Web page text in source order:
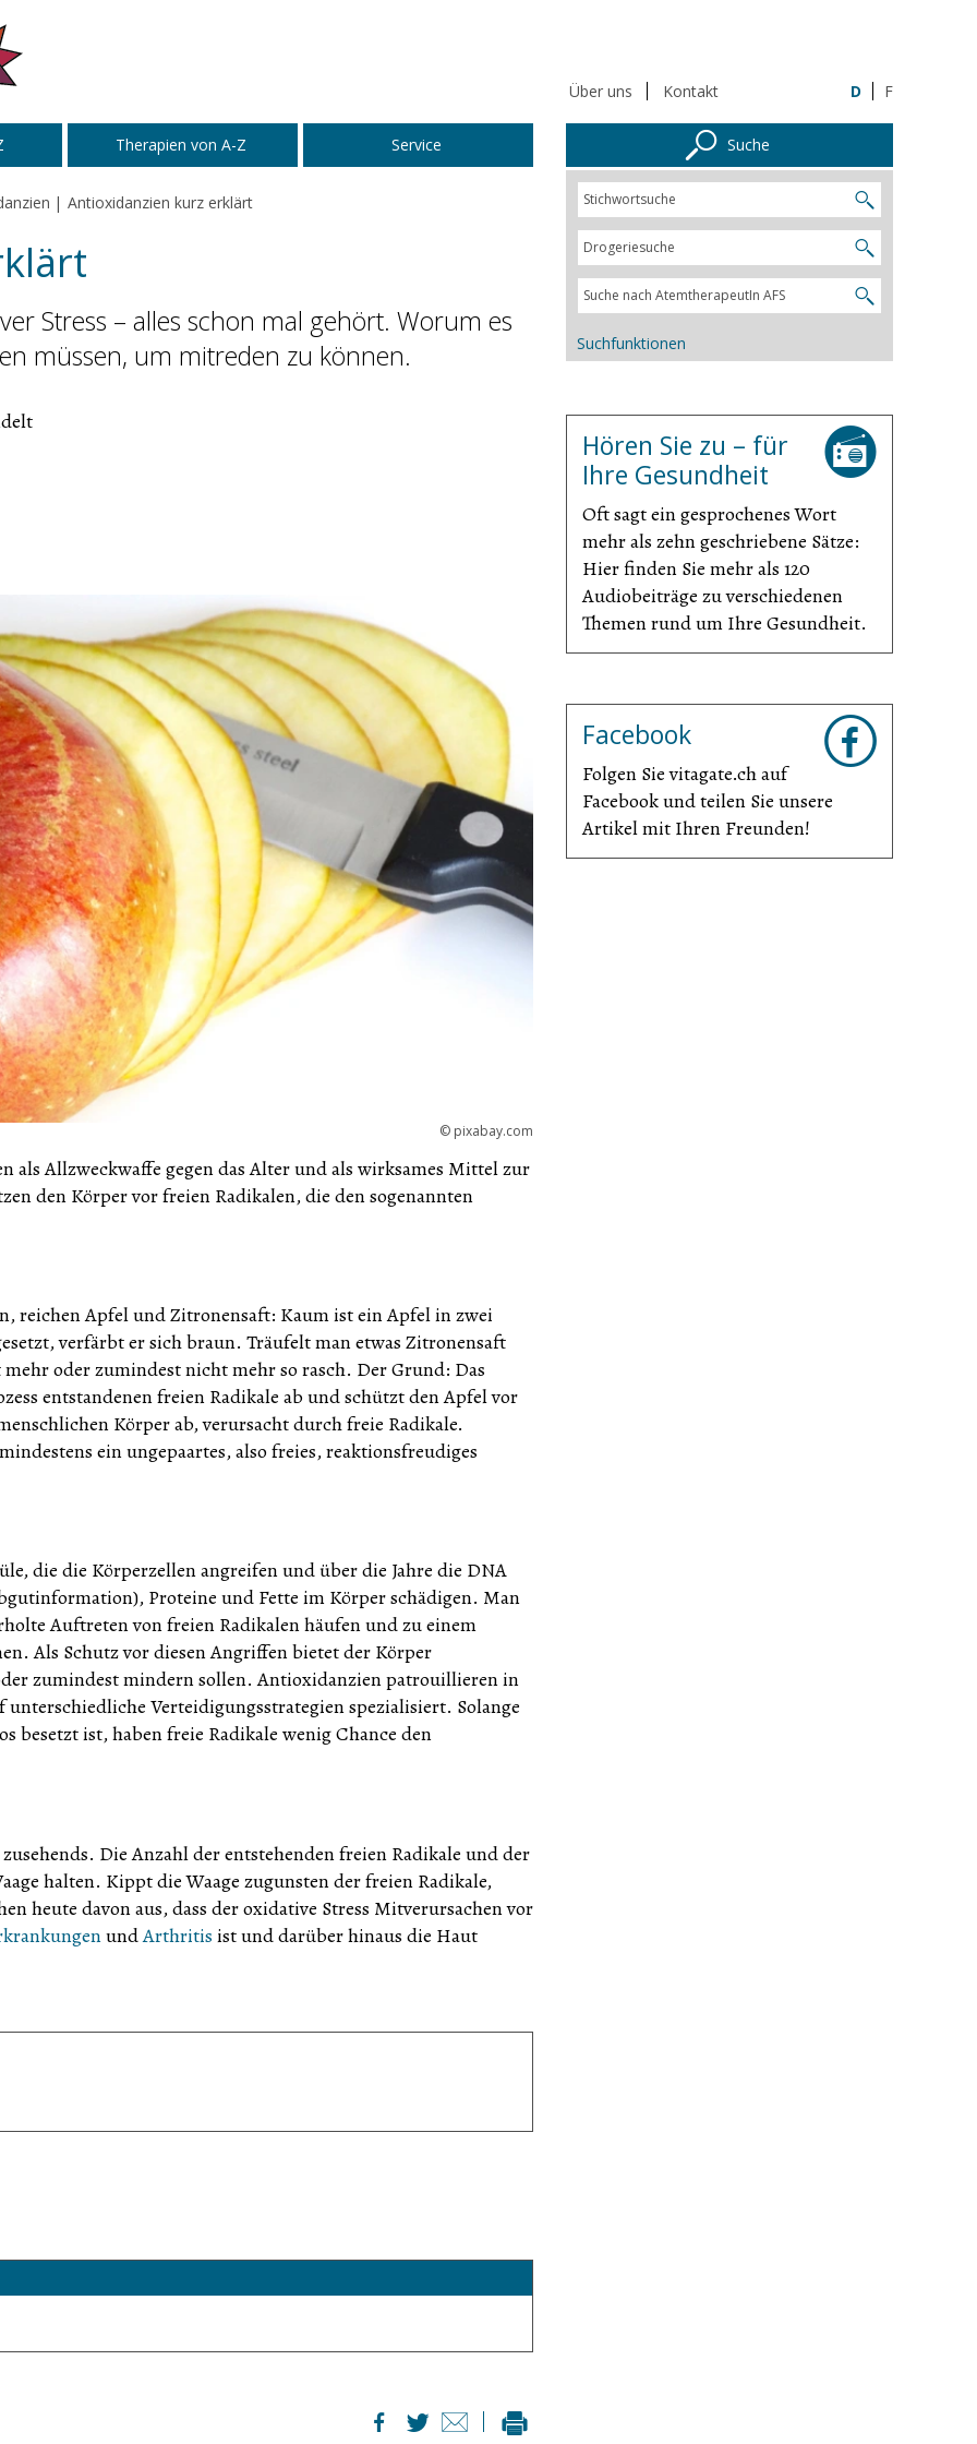
Über uns Kontakt D F
Therapien von A-Z Service
Antioxidanzien kurz erklärt
Stress – alles schon mal gehört. Worum es
müssen, um mitreden zu können.
© pixabay.com
als Allzweckwaffe gegen das Alter und als wirksames Mittel zur
den Körper vor freien Radikalen, die den sogenannten
reichen Apfel und Zitronensaft: Kaum ist ein Apfel in zwei
verfärbt er sich braun. Träufelt man etwas Zitronensaft
oder zumindest nicht mehr so rasch. Der Grund: Das
entstandenen freien Radikale ab und schützt den Apfel vor
Körper ab, verursacht durch freie Radikale.
ein ungepaartes, also freies, reaktionsfreudiges
die die Körperzellen angreifen und über die Jahre die DNA
Proteine und Fette im Körper schädigen. Man
Auftreten von freien Radikalen häufen und zu einem
Als Schutz vor diesen Angriffen bietet der Körper
zumindest mindern sollen. Antioxidanzien patrouillieren in
Verteidigungsstrategien spezialisiert. Solange
ist, haben freie Radikale wenig Chance den
Die Anzahl der entstehenden freien Radikale und der
halten. Kippt die Waage zugunsten der freien Radikale,
heute davon aus, dass der oxidative Stress Mitverursachen vor
undArthritis ist und darüber hinaus die Haut
Suche
Suchfunktionen
Hören Sie zu – für
Ihre Gesundheit
Oft sagt ein gesprochenes Wort
mehr als zehn geschriebene Sätze:
Hier finden Sie mehr als 120
Audiobeiträge zu verschiedenen
Themen rund um Ihre Gesundheit.
Facebook
Folgen Sie vitagate.ch auf
Facebook und teilen Sie unsere
Artikel mit Ihren Freunden!